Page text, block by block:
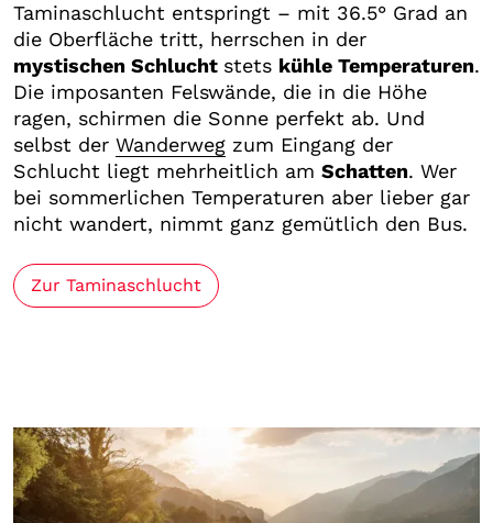
Taminaschlucht entspringt – mit 36.5° Grad an
die Oberfläche tritt, herrschen in der
mystischen Schlucht stets kühle Temperaturen.
Die imposanten Felswände, die in die Höhe
ragen, schirmen die Sonne perfekt ab. Und
selbst der Wanderweg zum Eingang der
Schlucht liegt mehrheitlich am Schatten. Wer
bei sommerlichen Temperaturen aber lieber gar
nicht wandert, nimmt ganz gemütlich den Bus.
Zur Taminaschlucht